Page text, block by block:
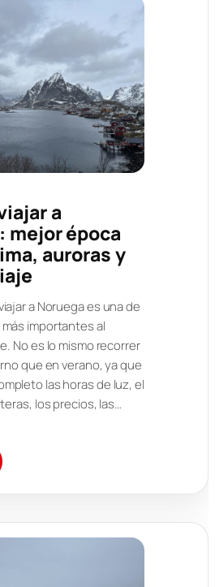
a
mejor época
auroras y
a Noruega es una de
importantes al
No es lo mismo recorrer
que en verano, ya que
las horas de luz, el
los precios, las…